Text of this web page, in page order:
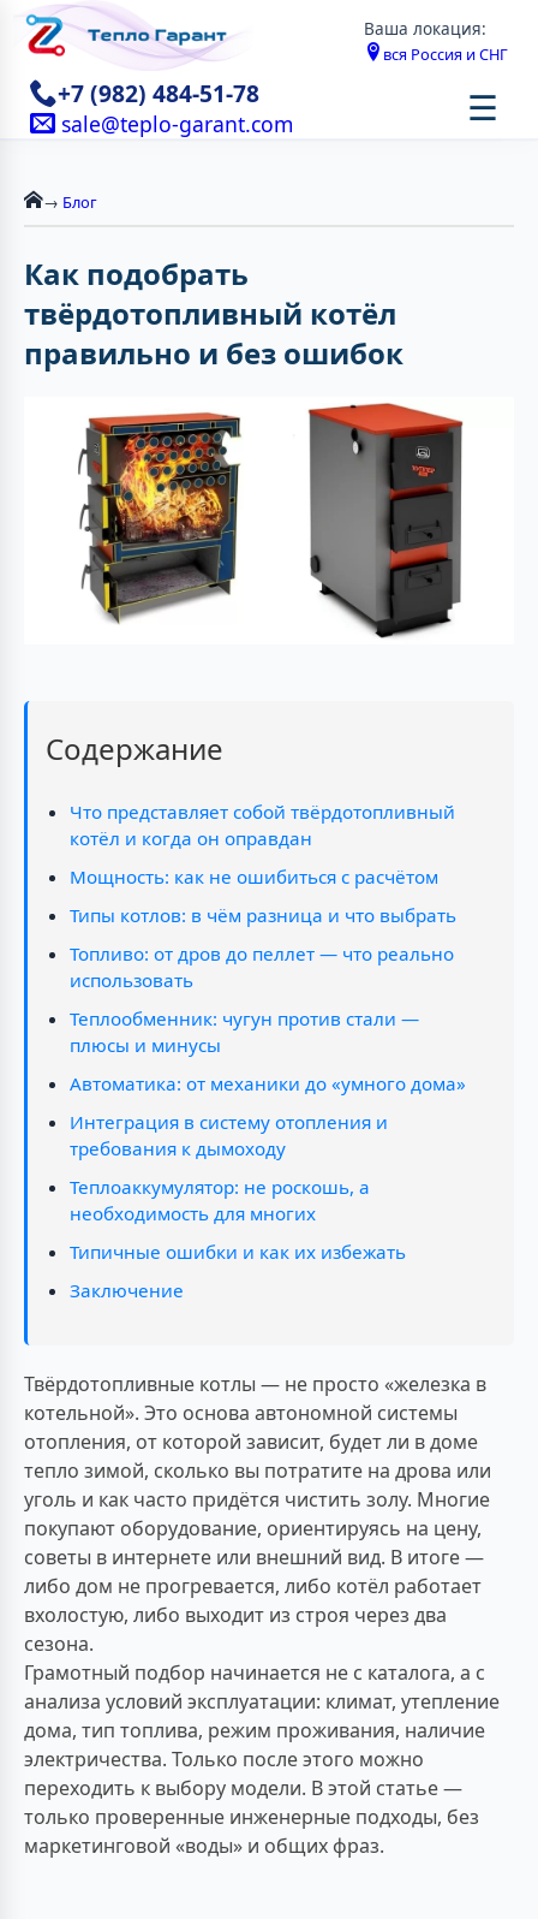
Ваша локация:
вся Россия и СНГ
+7 (982) 484-51-78
sale@teplo-garant.com ☰
→ Блог
Как подобрать
твёрдотопливный котёл
правильно и без ошибок
Содержание
Что представляет собой твёрдотопливный
котёл и когда он оправдан
Мощность: как не ошибиться с расчётом
Типы котлов: в чём разница и что выбрать
Топливо: от дров до пеллет — что реально
использовать
Теплообменник: чугун против стали —
плюсы и минусы
Автоматика: от механики до «умного дома»
Интеграция в систему отопления и
требования к дымоходу
Теплоаккумулятор: не роскошь, а
необходимость для многих
Типичные ошибки и как их избежать
Заключение
Твёрдотопливные котлы — не просто «железка в
котельной». Это основа автономной системы
отопления, от которой зависит, будет ли в доме
тепло зимой, сколько вы потратите на дрова или
уголь и как часто придётся чистить золу. Многие
покупают оборудование, ориентируясь на цену,
советы в интернете или внешний вид. В итоге —
либо дом не прогревается, либо котёл работает
вхолостую, либо выходит из строя через два
сезона.
Грамотный подбор начинается не с каталога, а с
анализа условий эксплуатации: климат, утепление
дома, тип топлива, режим проживания, наличие
электричества. Только после этого можно
переходить к выбору модели. В этой статье —
только проверенные инженерные подходы, без
маркетинговой «воды» и общих фраз.